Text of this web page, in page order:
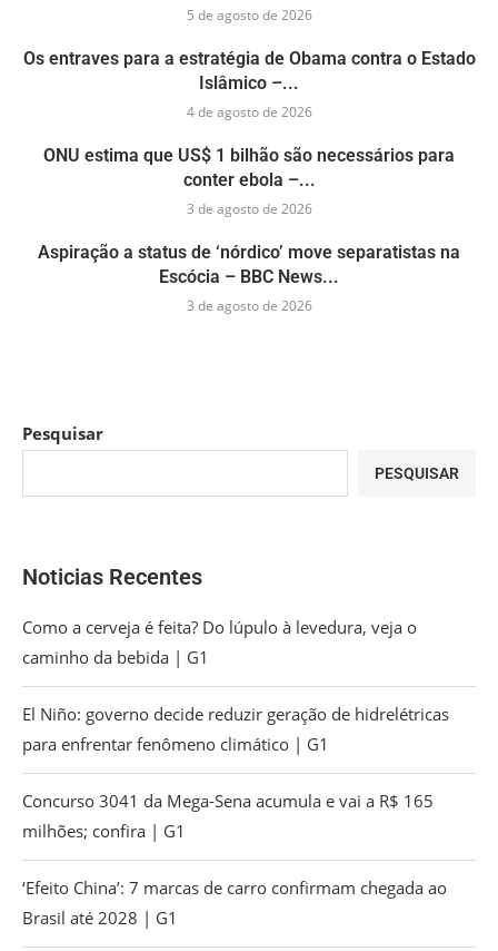
5 de agosto de 2026
Os entraves para a estratégia de Obama contra o Estado
Islâmico –...
4 de agosto de 2026
ONU estima que US$ 1 bilhão são necessários para
conter ebola –...
3 de agosto de 2026
Aspiração a status de ‘nórdico’ move separatistas na
Escócia – BBC News...
3 de agosto de 2026
Pesquisar
PESQUISAR
Noticias Recentes
Como a cerveja é feita? Do lúpulo à levedura, veja o
caminho da bebida | G1
El Niño: governo decide reduzir geração de hidrelétricas
para enfrentar fenômeno climático | G1
Concurso 3041 da Mega-Sena acumula e vai a R$ 165
milhões; confira | G1
‘Efeito China’: 7 marcas de carro confirmam chegada ao
Brasil até 2028 | G1